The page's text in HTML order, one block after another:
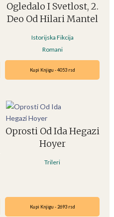
Ogledalo I Svetlost, 2.
Deo Od Hilari Mantel
Istorijska Fikcija
Romani
Kupi Knjigu - 4053 rsd
Oprosti Od Ida Hegazi
Hoyer
Trileri
Kupi Knjigu - 2693 rsd